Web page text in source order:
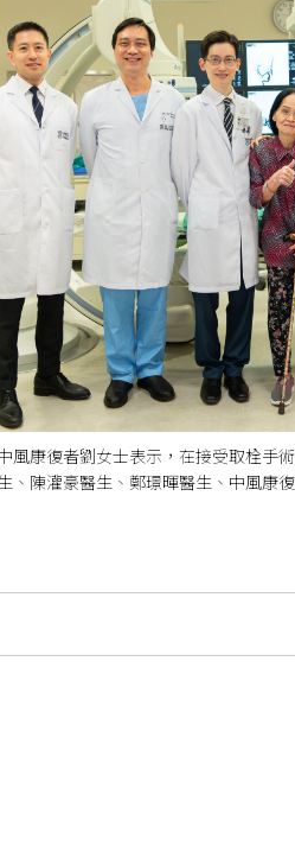
風康復者劉女士表示，在接受取栓手
、陳灌豪醫生、鄭璟暉醫生、中風康